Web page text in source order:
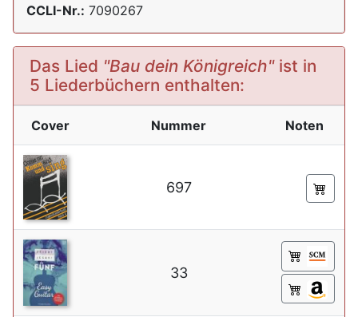
CCLI-Nr.: 7090267
Das Lied "Bau dein Königreich"ist in
5 Liederbüchern enthalten:
Cover Nummer Noten
697
33